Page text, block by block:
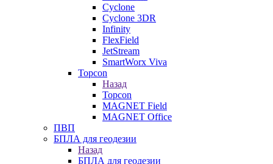
Cyclone
Cyclone 3DR
Infinity
FlexField
JetStream
SmartWorx Viva
Topcon
Назад
Topcon
MAGNET Field
MAGNET Office
ПВП
БПЛА для геодезии
Назад
БПЛА для геодезии